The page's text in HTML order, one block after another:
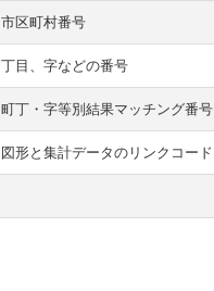
市区町村番号
丁目、字などの番号
町丁・字等別結果マッチング番号
図形と集計データのリンクコード